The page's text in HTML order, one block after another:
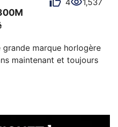
facile d’accès et
de manipuler avec des
marque horlogère
maintenant et toujours
quartz et oui cela m'arrive